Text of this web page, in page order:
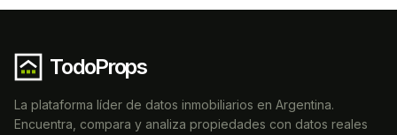
TodoProps
La plataforma líder de datos inmobiliarios en Argentina.
Encuentra, compara y analiza propiedades con datos reales